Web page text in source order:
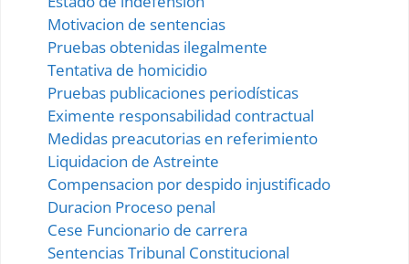
Motivacion de sentencias
Pruebas obtenidas ilegalmente
Tentativa de homicidio
Pruebas publicaciones periodísticas
Eximente responsabilidad contractual
Medidas preacutorias en referimiento
Liquidacion de Astreinte
Compensacion por despido injustificado
Duracion Proceso penal
Cese Funcionario de carrera
Sentencias Tribunal Constitucional